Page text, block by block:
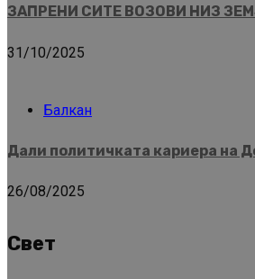
ЗАПРЕНИ СИТЕ ВОЗОВИ НИЗ
31/10/2025
Балкан
Дали политичката кариера на
26/08/2025
Свет